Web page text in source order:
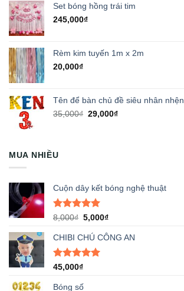
Set bóng hồng trái tim
245,000₫
Rèm kim tuyến 1m x 2m
20,000₫
Tên để bàn chủ đề siêu nhân nhện
35,000₫ Giá
29,000₫Giá
MUA NHIỀU
Cuộn dây kết bóng nghệ thuật
Được xếp
5 sao
8,000₫ Giá
là:
8,000₫.
5,000₫Giá
tại
CHIBI CHÚ CÔNG AN
Được xếp
5 sao
45,000₫
Bóng số